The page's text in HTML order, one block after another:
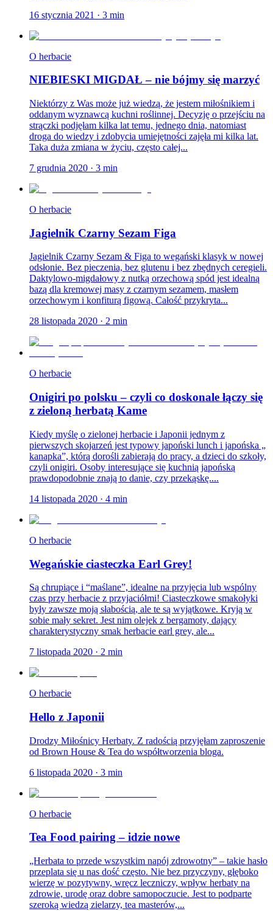
16 stycznia 2021 · 3 min
O herbacie
NIEBIESKI MIGDAŁ – nie bójmy się marzyć
Niektórzy z Was może już wiedzą, że jestem miłośnikiem i
oddanym wyznawcą kuchni roślinnej. Decyzję o przejściu na
strączki podjęłam kilka lat temu, jednego dnia, natomiast
droga do wiedzy i zdobycia umiejętności zajęła mi kilka lat.
Taka duża zmiana w życiu, często całej...
7 grudnia 2020 · 3 min
O herbacie
Jagielnik Czarny Sezam Figa
Jagielnik Czarny Sezam & Figa to wegański klasyk w nowej
odsłonie. Bez pieczenia, bez glutenu i bez zbędnych ceregieli.
Daktylowo-migdałowy z nutką orzechową spód jest idealną
bazą dla kremowej masy z czarnym sezamem, masłem
orzechowym i konfiturą figową. Całość przykryta...
28 listopada 2020 · 2 min
O herbacie
Onigiri po polsku – czyli co doskonale łączy się
z zieloną herbatą Kame
Kiedy myślę o zielonej herbacie i Japonii jednym z
pierwszych skojarzeń jest typowy japoński lunch i japońska „
kanapka”, którą dorośli zabierają do pracy, a dzieci do szkoły,
czyli onigiri. Osoby interesujące się kuchnią japońską
prawdopodobnie znają to danie, czy przekąskę....
14 listopada 2020 · 4 min
O herbacie
Wegańskie ciasteczka Earl Grey!
Są chrupiące i “maślane”, idealne na przyjęcia lub wspólny
czas przy herbacie z przyjaciółmi! Ciasteczkowe smakołyki
były zawsze moją słabością, ale te są wyjątkowe. Kryją w
sobie mały sekret. Jest nim olejek z bergamoty, dający
charakterystyczny smak herbacie earl grey, ale...
7 listopada 2020 · 2 min
O herbacie
Hello z Japonii
Drodzy Miłośnicy Herbaty. Z radością przyjęłam zaproszenie
od Brown House & Tea do współtworzenia bloga.
6 listopada 2020 · 3 min
O herbacie
Tea Food pairing – idzie nowe
„Herbata to przede wszystkim napój zdrowotny” – takie hasło
przeplata się u nas dość często. Nie bez przyczyny, głęboko
wierzę w pozytywny, wręcz leczniczy, wpływ herbaty na
zdrowie, urodę oraz dobre samopoczucie. Jest to podparte
szeroką wiedzą zielarzy, tea masterów,...